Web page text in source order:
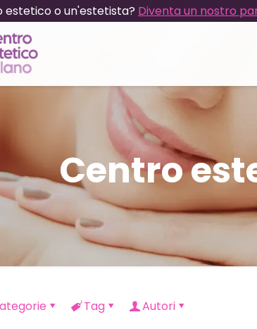
estetico o un'estetista? Diventa un nostro
Centro
Tag Autori